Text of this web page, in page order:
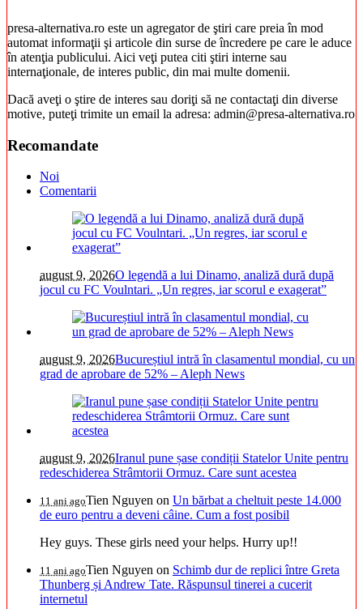
presa-alternativa.ro este un agregator de ştiri care preia în mod
automat informaţii şi articole din surse de încredere pe care le aduce
în atenţia publicului. Aici veţi putea citi ştiri interne sau
internaţionale, de interes public, din mai multe domenii.
Dacă aveţi o ştire de interes sau doriţi să ne contactaţi din diverse
motive, puteţi trimite un email la adresa: admin@presa-alternativa.ro
Recomandate
Noi
Comentarii
august 9, 2026O legendă a lui Dinamo, analiză dură după
jocul cu FC Voulntari. „Un regres, iar scorul e exagerat”
august 9, 2026Bucureștiul intră în clasamentul mondial, cu un
grad de aprobare de 52% – Aleph News
august 9, 2026Iranul pune șase condiții Statelor Unite pentru
redeschiderea Strâmtorii Ormuz. Care sunt acestea
11 ani agoTien Nguyen on Un bărbat a cheltuit peste 14.000
de euro pentru a deveni câine. Cum a fost posibil
Hey guys. These girls need your helps. Hurry up!!
11 ani agoTien Nguyen on Schimb dur de replici între Greta
Thunberg și Andrew Tate. Răspunsul tinerei a cucerit
internetul